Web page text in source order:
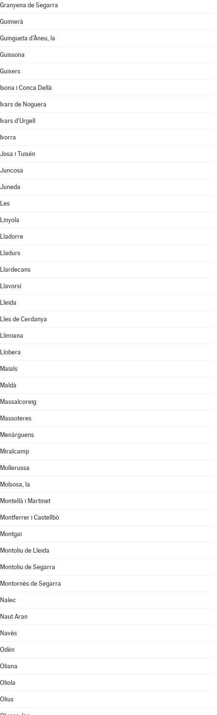
Granyena de Segarra
Guimerà
Guingueta d'Àneu, la
Guissona
Guixers
Isona i Conca Dellà
Ivars de Noguera
Ivars d'Urgell
Ivorra
Josa i Tuixén
Juncosa
Juneda
Les
Linyola
Lladorre
Lladurs
Llardecans
Llavorsí
Lleida
Lles de Cerdanya
Llimiana
Llobera
Maials
Maldà
Massalcoreig
Massoteres
Menàrguens
Miralcamp
Mollerussa
Molsosa, la
Montellà i Martinet
Montferrer i Castellbò
Montgai
Montoliu de Lleida
Montoliu de Segarra
Montornès de Segarra
Nalec
Naut Aran
Navès
Odèn
Oliana
Oliola
Olius